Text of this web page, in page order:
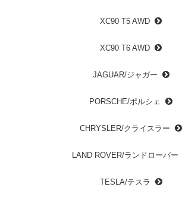
XC90 T5 AWD
XC90 T6 AWD
JAGUAR/ジャガー
PORSCHE/ポルシェ
CHRYSLER/クライスラー
LAND ROVER/ランドローバー
TESLA/テスラ